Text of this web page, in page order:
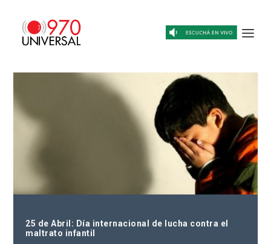
25 de Abril: Día internacional de lucha contra el
maltrato infantil